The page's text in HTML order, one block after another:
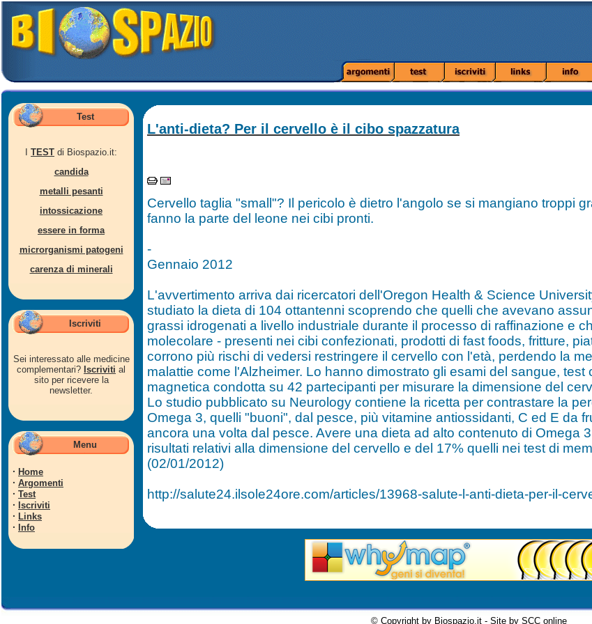
Test
TEST di Biospazio.it:
candida
metalli pesanti
intossicazione
essere in forma
microrganismi patogeni
carenza di minerali
Iscriviti
Sei interessato alle medicine
complementari? Iscriviti al
sito per ricevere la
newsletter.
Menu
· Home
· Argomenti
· Test
· Iscriviti
· Links
· Info
L'anti-dieta? Per il cervello è il cibo spazzatura
Cervello taglia "small"? Il pericolo è dietro l'angolo se si mangiano troppi
fanno la parte del leone nei cibi pronti.
-
Gennaio 2012
L'avvertimento arriva dai ricercatori dell'Oregon Health & Science
studiato la dieta di 104 ottantenni scoprendo che quelli che avevano
grassi idrogenati a livello industriale durante il processo di raffinazione e
molecolare - presenti nei cibi confezionati, prodotti di fast foods, fritture,
corrono più rischi di vedersi restringere il cervello con l'età, perdendo la
malattie come l'Alzheimer. Lo hanno dimostrato gli esami del sangue, test
magnetica condotta su 42 partecipanti per misurare la dimensione del
Lo studio pubblicato su Neurology contiene la ricetta per contrastare la
Omega 3, quelli "buoni", dal pesce, più vitamine antiossidanti, C ed E da
ancora una volta dal pesce. Avere una dieta ad alto contenuto di Omega
risultati relativi alla dimensione del cervello e del 17% quelli nei test di
(02/01/2012)
http://salute24.ilsole24ore.com/articles/13968-salute-l-anti-dieta-per-il-
© Copyright by Biospazio.it - Site by SCC online